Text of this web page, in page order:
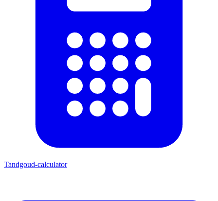
Tandgoud-calculator